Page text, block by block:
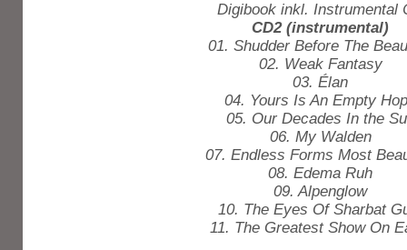
Digibook inkl. Instrumental
CD2 (instrumental)
01. Shudder Before The
02. Weak Fantasy
03. Élan
04. Yours Is An Empty
05. Our Decades In the
06. My Walden
07. Endless Forms Most
08. Edema Ruh
09. Alpenglow
10. The Eyes Of Sharbat
11. The Greatest Show On